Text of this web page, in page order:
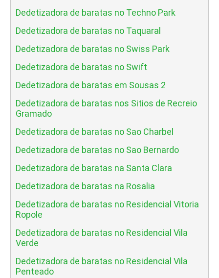
Dedetizadora de baratas no Techno Park
Dedetizadora de baratas no Taquaral
Dedetizadora de baratas no Swiss Park
Dedetizadora de baratas no Swift
Dedetizadora de baratas em Sousas 2
Dedetizadora de baratas nos Sitios de Recreio
Gramado
Dedetizadora de baratas no Sao Charbel
Dedetizadora de baratas no Sao Bernardo
Dedetizadora de baratas na Santa Clara
Dedetizadora de baratas na Rosalia
Dedetizadora de baratas no Residencial Vitoria
Ropole
Dedetizadora de baratas no Residencial Vila
Verde
Dedetizadora de baratas no Residencial Vila
Penteado